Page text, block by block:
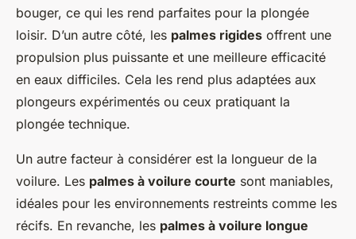
bouger, ce qui les rend parfaites pour la plongée
loisir. D’un autre côté, les palmes rigides offrent une
propulsion plus puissante et une meilleure efficacité
en eaux difficiles. Cela les rend plus adaptées aux
plongeurs expérimentés ou ceux pratiquant la
plongée technique.
Un autre facteur à considérer est la longueur de la
voilure. Les palmes à voilure courte sont maniables,
idéales pour les environnements restreints comme les
récifs. En revanche, les palmes à voilure longue